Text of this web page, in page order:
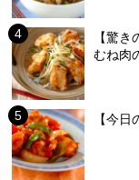
【驚
むね肉
【今